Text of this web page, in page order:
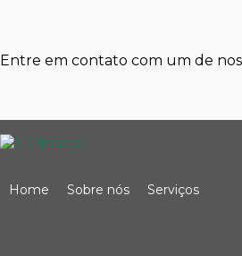
Entre em contato com um de
Home Sobre nós Serviços